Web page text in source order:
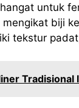
untuk
biji
tekstur
Tradisional